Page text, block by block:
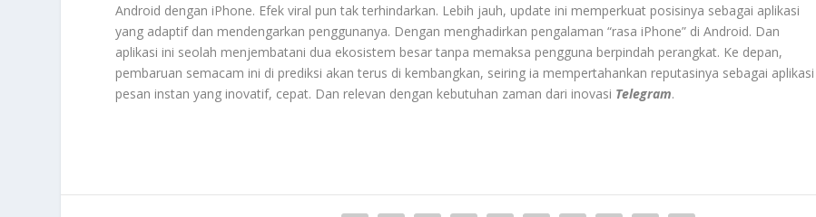
Android dengan iPhone. Efek viral pun tak terhindarkan. Lebih jauh, update ini memperkuat posisinya sebagai aplikasi
yang adaptif dan mendengarkan penggunanya. Dengan menghadirkan pengalaman “rasa iPhone” di Android. Dan
aplikasi ini seolah menjembatani dua ekosistem besar tanpa memaksa pengguna berpindah perangkat. Ke depan,
pembaruan semacam ini di prediksi akan terus di kembangkan, seiring ia mempertahankan reputasinya sebagai aplikasi
pesan instan yang inovatif, cepat. Dan relevan dengan kebutuhan zaman dari inovasi Telegram.